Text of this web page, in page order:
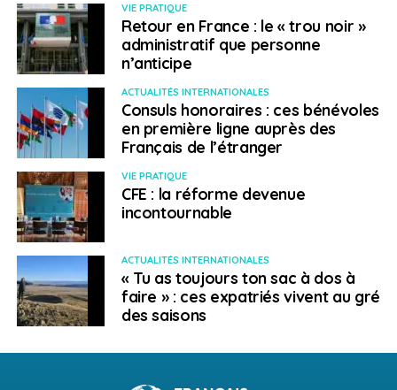
VIE PRATIQUE
Retour en France : le « trou noir »
administratif que personne
n’anticipe
ACTUALITÉS INTERNATIONALES
Consuls honoraires : ces bénévoles
en première ligne auprès des
Français de l’étranger
VIE PRATIQUE
CFE : la réforme devenue
incontournable
ACTUALITÉS INTERNATIONALES
« Tu as toujours ton sac à dos à
faire » : ces expatriés vivent au gré
des saisons